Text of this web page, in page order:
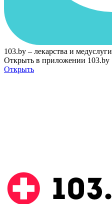
103.by – лекарства и медуслуги
Открыть в приложении 103.by
Открыть